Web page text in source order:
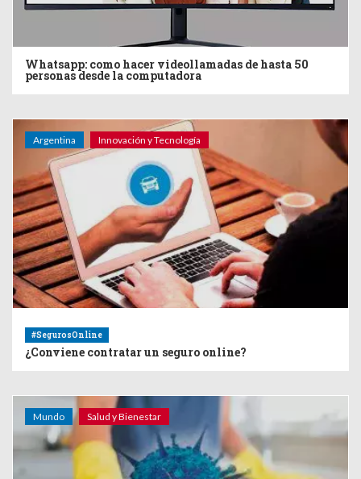
Whatsapp: como hacer videollamadas de hasta 50
personas desde la computadora
Argentina Innovación y Tecnología
#SegurosOnline
¿Conviene contratar un seguro online?
Mundo Salud y Bienestar